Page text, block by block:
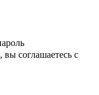
соглашаетесь с